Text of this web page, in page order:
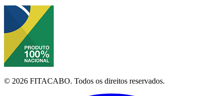
© 2026 FITACABO. Todos os direitos reservados.